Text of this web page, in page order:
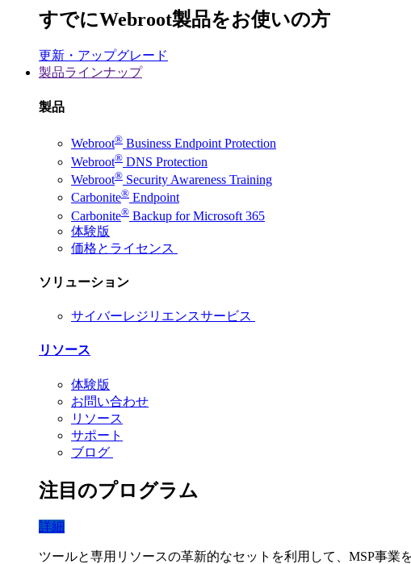
すでにWebroot製品をお使いの方
更新・アップグレード
製品ラインナップ
製品
Webroot® Business Endpoint Protection
Webroot® DNS Protection
Webroot® Security Awareness Training
Carbonite® Endpoint
Carbonite® Backup for Microsoft 365
体験版
価格とライセンス
ソリューション
サイバーレジリエンスサービス
リソース
体験版
お問い合わせ
リソース
サポート
ブログ
注目のプログラム
詳細
ツールと専用リソースの革新的なセットを利用して、MSP事業